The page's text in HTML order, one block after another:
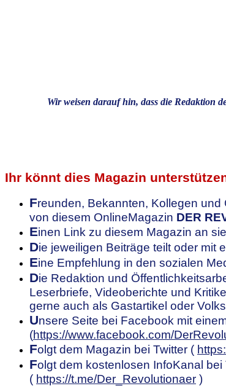
Wir weisen darauf hin, dass die Redaktion
Ihr könnt dies Magazin
Freunden, Bekannten, Kollegen und
von diesem OnlineMagazin DER
Einen Link zu diesem Magazin an
Die jeweiligen Beiträge teilt oder mit
Eine Empfehlung in den sozialen
Die Redaktion und
Leserbriefe, Videoberichte und
gerne auch als Gastartikel oder
Unsere Seite bei Facebook mit
(https://www.facebook.com/
Folgt dem Magazin bei Twitter (
Folgt dem kostenlosen InfoKanal bei
( https://t.me/Der_Revolutionaer )